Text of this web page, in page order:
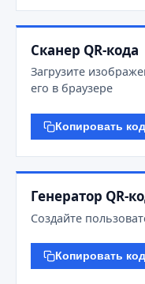
Сканер QR-кода
Загрузите
его в браузере
Копировать код
Генератор QR-
Создайте
Копировать код